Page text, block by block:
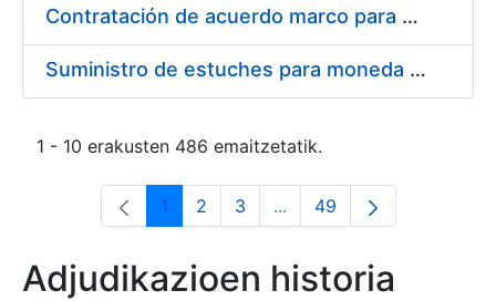
Contratación de acuerdo marco para el Suministro de Material de Electricidad para la Fábrica Nacional de Moneda y Timbre-Real Casa de la Moneda en su centro de trabajo de Burgos
Suministro de estuches para moneda de 30 €
1 - 10 erakusten 486 emaitzetatik.
Orrialdea
1 Orrialdea
2 Orrialdea
3 ...Intermediate Pages Use
Orrialdea
49
Adjudikazioen historia